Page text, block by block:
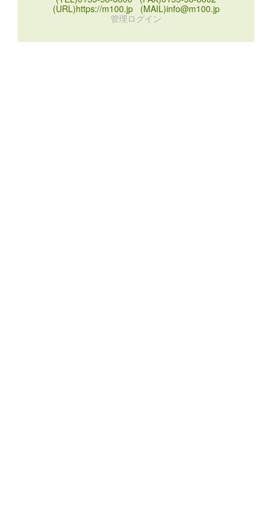
(URL)https://m100.jp (MAIL)info@m100.jp
管理ログイン